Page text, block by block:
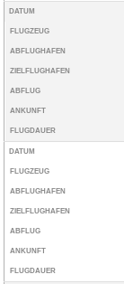
DATUM
FLUGZEUG
ABFLUGHAFEN
ZIELFLUGHAFEN
ABFLUG
ANKUNFT
FLUGDAUER
DATUM
FLUGZEUG
ABFLUGHAFEN
ZIELFLUGHAFEN
ABFLUG
ANKUNFT
FLUGDAUER